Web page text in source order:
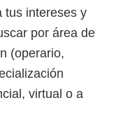
tus intereses y
por área de
(operario,
virtual o a